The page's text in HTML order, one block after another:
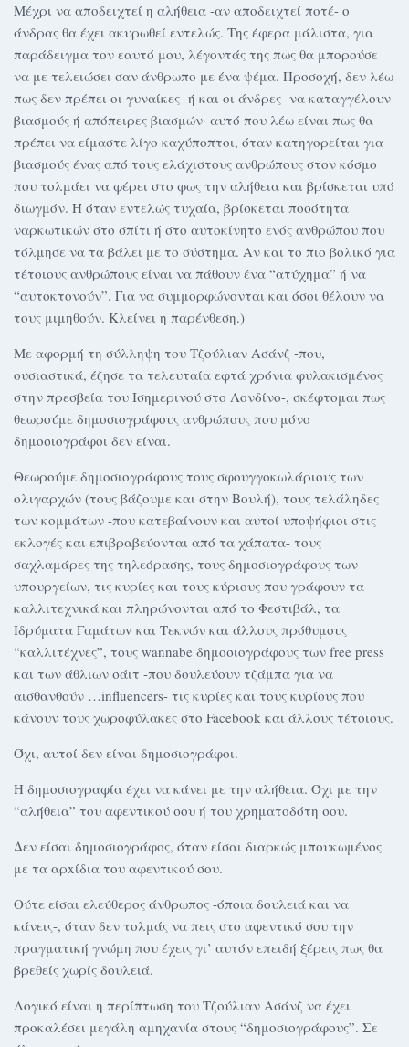
Μέχρι να αποδειχτεί η αλήθεια -αν αποδειχτεί ποτέ- ο
άνδρας θα έχει ακυρωθεί εντελώς. Της έφερα μάλιστα, για
παράδειγμα τον εαυτό μου, λέγοντάς της πως θα μπορούσε
να με τελειώσει σαν άνθρωπο με ένα ψέμα. Προσοχή, δεν λέω
πως δεν πρέπει οι γυναίκες -ή και οι άνδρες- να καταγγέλουν
βιασμoύς ή απόπειρες βιασμών· αυτό που λέω είναι πως θα
πρέπει να είμαστε λίγο καχύποπτοι, όταν κατηγορείται για
βιασμoύς ένας από τους ελάχιστους ανθρώπους στον κόσμο
που τολμάει να φέρει στο φως την αλήθεια και βρίσκεται υπό
διωγμόν. Ή όταν εντελώς τυχαία, βρίσκεται ποσότητα
ναρκωτικών στο σπίτι ή στο αυτοκίνητο ενός ανθρώπου που
τόλμησε να τα βάλει με το σύστημα. Αν και το πιο βολικό για
τέτοιους ανθρώπους είναι να πάθουν ένα “ατύχημα” ή να
“αυτοκτονούν”. Για να συμμορφώνονται και όσοι θέλουν να
τους μιμηθούν. Κλείνει η παρένθεση.)
Με αφορμή τη σύλληψη του Τζούλιαν Ασάνζ -που,
ουσιαστικά, έζησε τα τελευταία εφτά χρόνια φυλακισμένος
στην πρεσβεία του Ισημερινού στο Λονδίνο-, σκέφτομαι πως
θεωρούμε δημοσιογράφους ανθρώπους που μόνο
δημοσιογράφοι δεν είναι.
Θεωρούμε δημοσιογράφους τους σφουγγοκωλάριους των
ολιγαρχών (τους βάζουμε και στην Βουλή), τους τελάληδες
των κομμάτων -που κατεβαίνουν και αυτοί υποψήφιοι στις
εκλογές και επιβραβεύονται από τα χάπατα- τους
σαχλαμάρες της τηλεόρασης, τους δημοσιογράφους των
υπουργείων, τις κυρίες και τους κύριους που γράφουν τα
καλλιτεχνικά και πληρώνονται από το Φεστιβάλ, τα
Ιδρύματα Γαμάτωv και Τεκνών και άλλους πρόθυμους
“καλλιτέχνες”, τους wannabe δημοσιογράφους των free press
και των άθλιων σάιτ -που δουλεύουν τζάμπα για να
αισθανθούν …influencers- τις κυρίες και τους κυρίους που
κάνουν τους χωροφύλακες στο Facebook και άλλους τέτοιους.
Όχι, αυτοί δεν είναι δημοσιογράφοι.
Η δημοσιογραφία έχει να κάνει με την αλήθεια. Όχι με την
“αλήθεια” του αφεντικού σου ή του χρηματοδότη σου.
Δεν είσαι δημοσιογράφος, όταν είσαι διαρκώς μπουκωμένος
με τα αρxίδια του αφεντικού σου.
Ούτε είσαι ελεύθερος άνθρωπος -όποια δουλειά και να
κάνεις-, όταν δεν τολμάς να πεις στο αφεντικό σου την
πραγματική γνώμη που έχεις γι’ αυτόν επειδή ξέρεις πως θα
βρεθείς χωρίς δουλειά.
Λογικό είναι η περίπτωση του Τζούλιαν Ασάνζ να έχει
προκαλέσει μεγάλη αμηχανία στους “δημοσιογράφους”. Σε